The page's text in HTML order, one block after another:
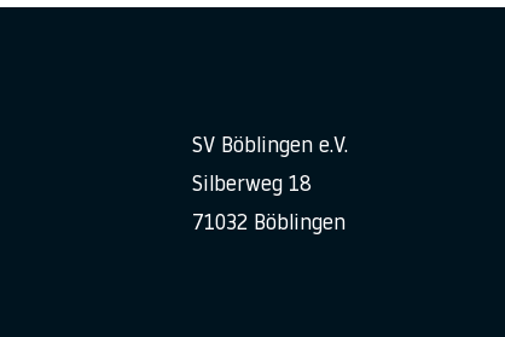
SV Böblingen e.V.
Silberweg 18
71032 Böblingen